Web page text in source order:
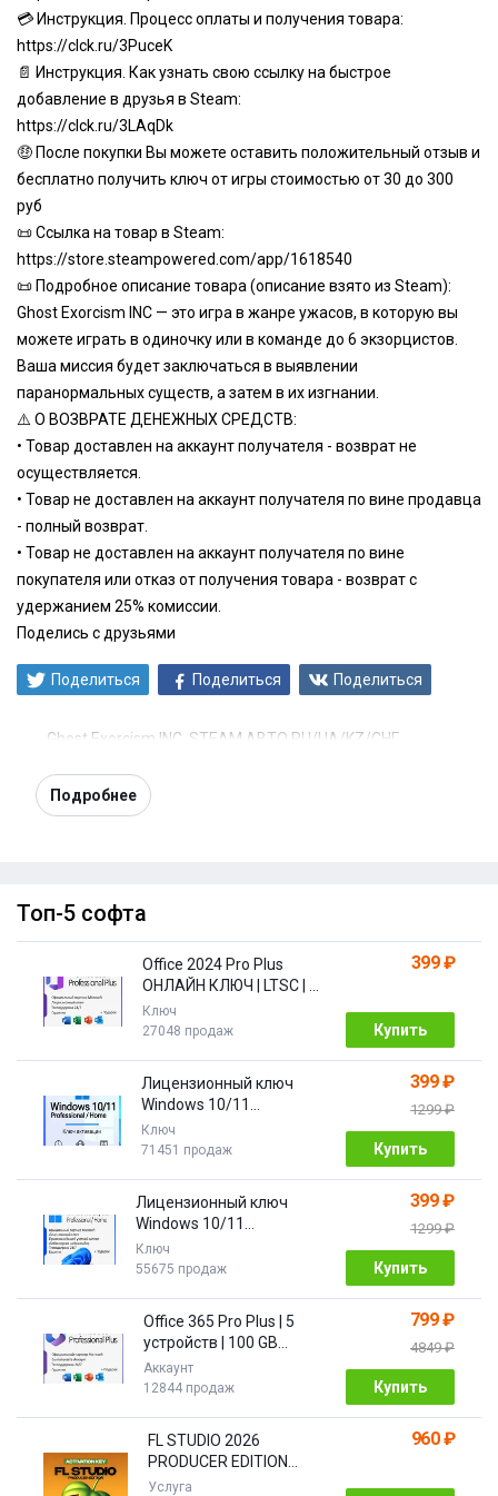
💳 Инструкция. Процесс оплаты и получения товара:
https://clck.ru/3PuceK
📄 Инструкция. Как узнать свою ссылку на быстрое
добавление в друзья в Steam:
https://clck.ru/3LAqDk
🤑 После покупки Вы можете оставить положительный отзыв и
бесплатно получить ключ от игры стоимостью от 30 до 300
руб
📜 Ссылка на товар в Steam:
https://store.steampowered.com/app/1618540
📜 Подробное описание товара (описание взято из Steam):
Ghost Exorcism INC — это игра в жанре ужасов, в которую вы
можете играть в одиночку или в команде до 6 экзорцистов.
Ваша миссия будет заключаться в выявлении
паранормальных существ, а затем в их изгнании.
⚠️ О ВОЗВРАТЕ ДЕНЕЖНЫХ СРЕДСТВ:
• Товар доставлен на аккаунт получателя - возврат не
осуществляется.
• Товар не доставлен на аккаунт получателя по вине продавца
- полный возврат.
• Товар не доставлен на аккаунт получателя по вине
покупателя или отказ от получения товара - возврат с
удержанием 25% комиссии.
Поделись с друзьями
Поделиться Поделиться Поделиться
Ghost Exorcism INC. STEAM АВТО RU/UA/KZ/СНГ
Подробнее
Топ-5 софта
Office 2024 Pro Plus
ОНЛАЙН КЛЮЧ | LTSC | +
ПОДАРОК
Ключ
27048 продаж
399 ₽
Купить
Лицензионный ключ
Windows 10/11
Pro/Home 32/64 bit
Ключ
71451 продаж
399 ₽
1299 ₽
Купить
Лицензионный ключ
Windows 10/11
PRO/HOME | с привязкой
Ключ
55675 продаж
399 ₽
1299 ₽
Купить
Office 365 Pro Plus | 5
устройств | 100 GB
Облако| 1 год
Аккаунт
12844 продаж
799 ₽
4849 ₽
Купить
FL STUDIO 2026
PRODUCER EDITION
[Бессрочная]
Услуга
960 ₽